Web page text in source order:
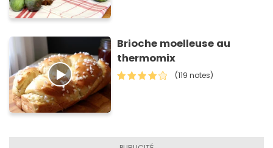
Brioche moelleuse au
thermomix
(119 notes)